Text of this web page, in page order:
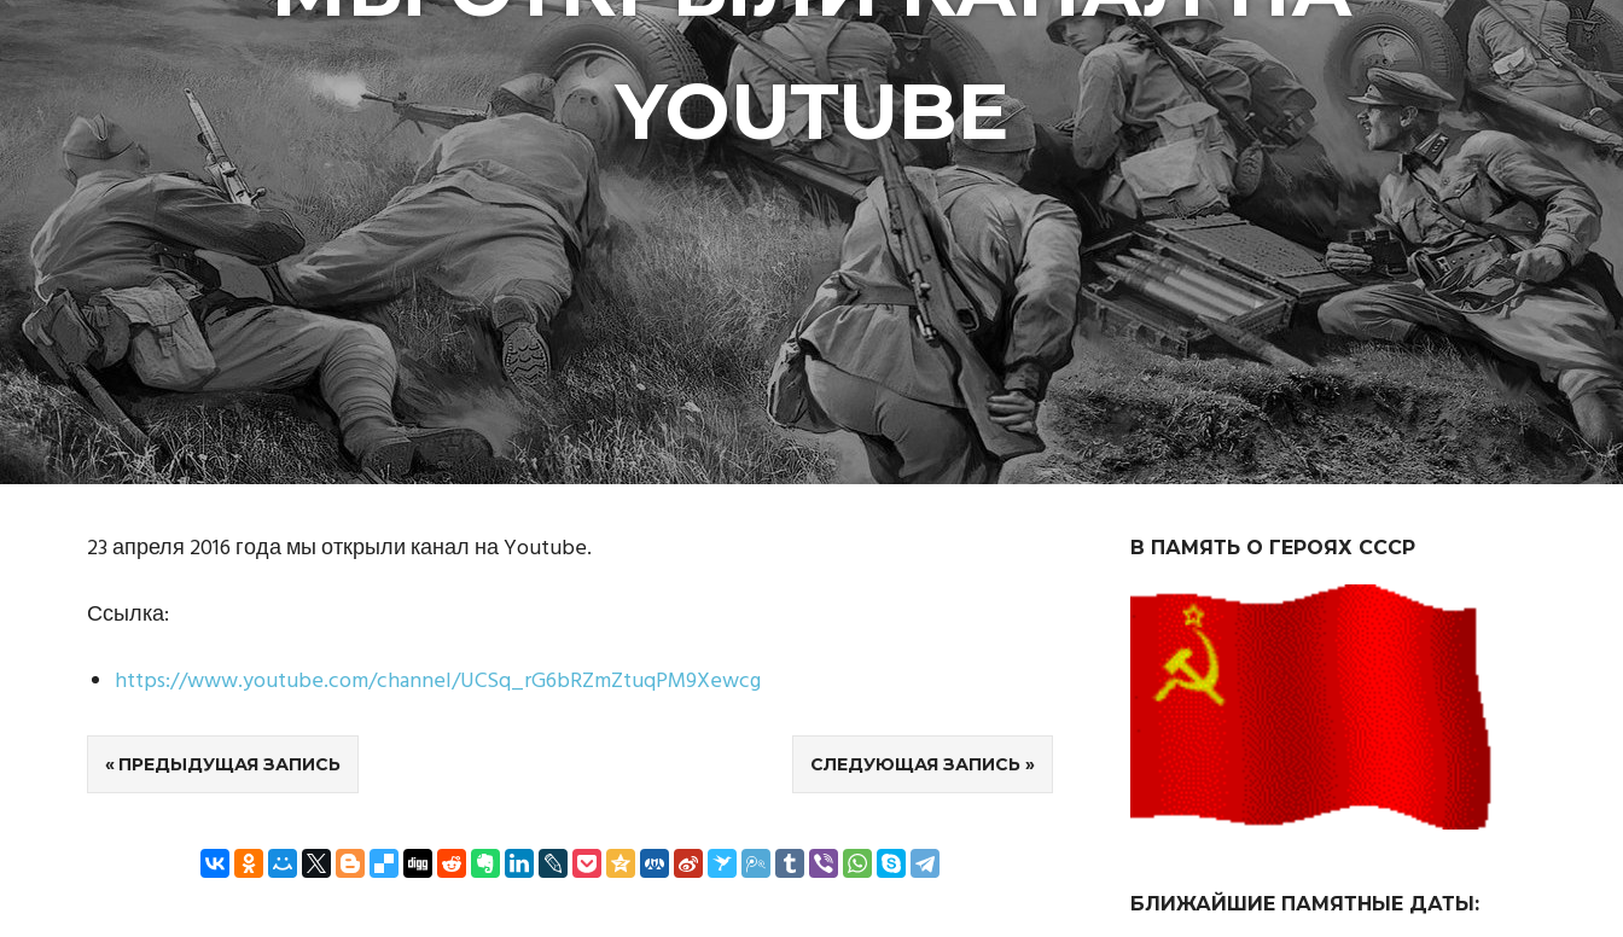
YOUTUBE
23 апреля 2016 года мы открыли канал на Youtube.
Ссылка:
https://www.youtube.com/channel/UCSq_rG6bRZmZtuqPM9Xewcg
Навигация
записям
ПРЕДЫДУЩАЯ ЗАПИСЬ СЛЕДУЮЩАЯ ЗАПИСЬ
В ПАМЯТЬ О ГЕРОЯХ СССР
БЛИЖАЙШИЕ ПАМЯТНЫЕ ДАТЫ: